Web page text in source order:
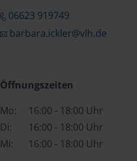
06623 919749
barbara.ickler@vlh.de
Öffnungszeiten
Mo:
16:00 - 18:00 Uhr
Di:
16:00 - 18:00 Uhr
Mi:
16:00 - 18:00 Uhr